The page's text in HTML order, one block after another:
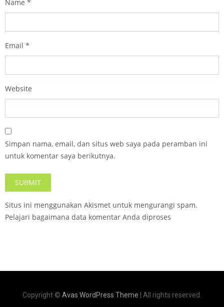
Name *
Email *
Website
Simpan nama, email, dan situs web saya pada peramban ini
untuk komentar saya berikutnya.
Situs ini menggunakan Akismet untuk mengurangi spam.
Pelajari bagaimana data komentar Anda diproses
Copyright © Avas WordPress Theme | All rights reserved.